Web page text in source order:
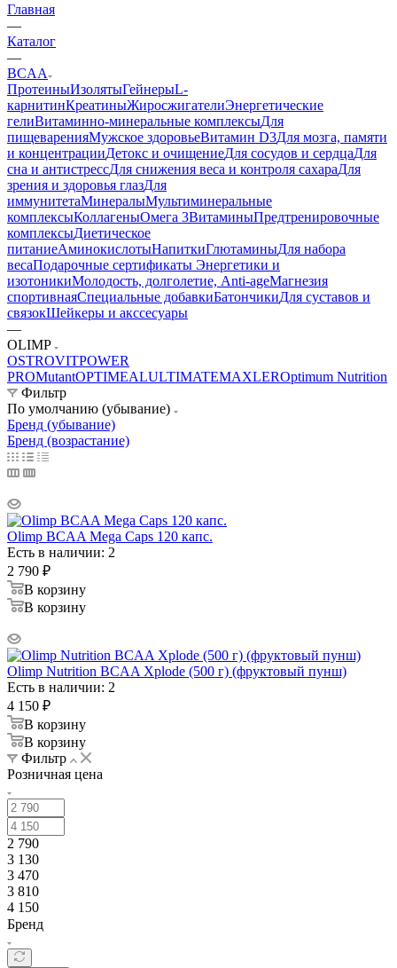
Главная
—
Каталог
—
BCAA
ПротеиныИзолятыГейнерыL-
карнитинКреатиныЖиросжигателиЭнергетические
гелиВитаминно-минеральные комплексыДля
пищеваренияМужское здоровьеВитамин D3Для мозга, памяти
и концентрацииДетокс и очищениеДля сосудов и сердцаДля
сна и антистрессДля снижения веса и контроля сахараДля
зрения и здоровья глазДля
иммунитетаМинералыМультиминеральные
комплексыКоллагеныОмега 3ВитаминыПредтренировочные
комплексыДиетическое
питаниеАминокислотыНапиткиГлютаминыДля набора
весаПодарочные сертификаты Энергетики и
изотоникиМолодость, долголетие, Anti-ageМагнезия
спортивнаяСпециальные добавкиБатончикиДля суставов и
связокШейкеры и акссесуары
—
OLIMP
OSTROVITPOWER
PROMutantOPTIMEALULTIMATEMAXLEROptimum Nutrition
Фильтр
По умолчанию (убывание)
Бренд (убывание)
Бренд (возрастание)
Olimp BCAA Mega Caps 120 капс.
Есть в наличии: 2
2 790 ₽
В корзину
В корзину
Olimp Nutrition BCAA Xplode (500 г) (фруктовый пунш)
Есть в наличии: 2
4 150 ₽
В корзину
В корзину
Фильтр
Розничная цена
2 790
3 130
3 470
3 810
4 150
Бренд